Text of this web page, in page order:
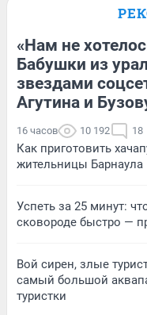
«Нам не
Бабушки из
звездами
Агутина и
16 часов 10 192 18
Как приготовить
жительницы Барнаула
Успеть за 25 минут:
сковороде быстро —
Вой сирен, злые
самый большой
туристки